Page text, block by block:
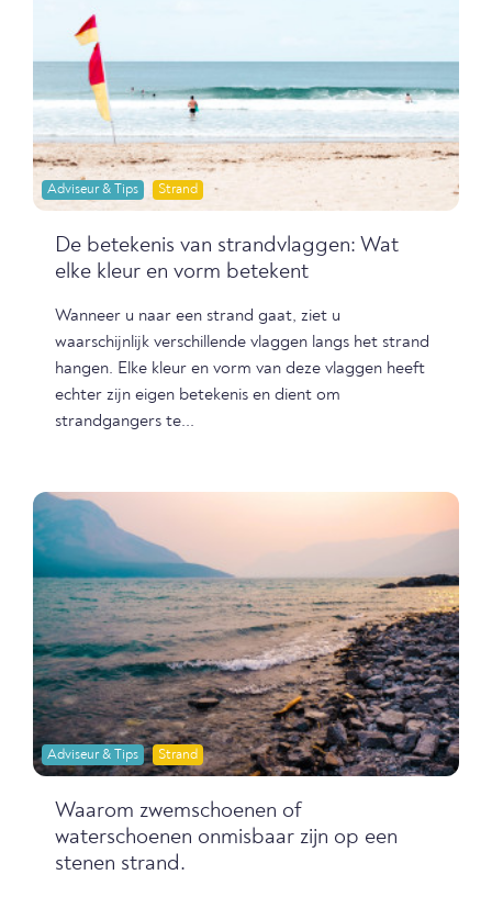
Adviseur & Tips Strand
De betekenis van strandvlaggen: Wat
elke kleur en vorm betekent
Wanneer u naar een strand gaat, ziet u
waarschijnlijk verschillende vlaggen langs het strand
hangen. Elke kleur en vorm van deze vlaggen heeft
echter zijn eigen betekenis en dient om
strandgangers te...
Adviseur & Tips Strand
Waarom zwemschoenen of
waterschoenen onmisbaar zijn op een
stenen strand.